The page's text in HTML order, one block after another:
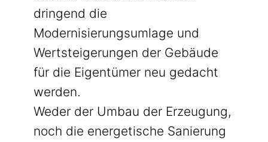
dringend die
Modernisierungsumlage und
Wertsteigerungen der Gebäude
für die Eigentümer neu gedacht
werden.
Weder der Umbau der Erzeugung,
noch die energetische Sanierung